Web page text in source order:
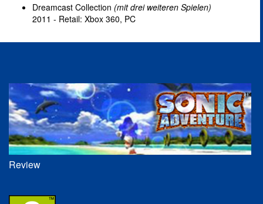
Review
Dreamcast Collection (mit drei weiteren Spielen)
2011 - Retail: Xbox 360, PC